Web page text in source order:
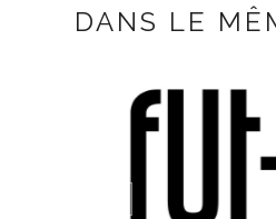
DANS LE